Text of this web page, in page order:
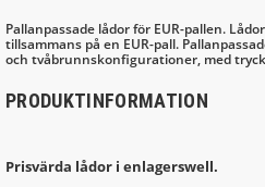
Pallanpassade lådor för EUR-pallen.
tillsammans på en EUR-pall.
och tvåbrunnskonfigurationer, med
PRODUKTINFORMATION
Prisvärda lådor i enlagerswell.